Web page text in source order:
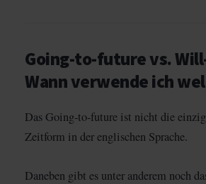
Going-to-future vs.
Wann verwende ich
Das Going-to-future ist nicht die
Zeitform in der englischen Sprache.
Daneben gibt es unter anderem noch